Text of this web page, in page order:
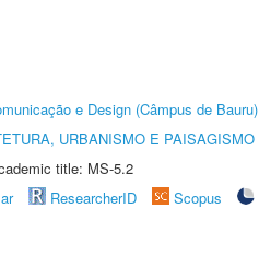
e Design (Câmpus de Bauru)
URBANISMO E PAISAGISMO
title: MS-5.2
ResearcherID Scopus